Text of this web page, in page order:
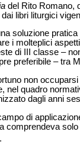
del Rito Romano,
libri liturgici
soluzione
i molteplici
di III classe –
preferibile – tra
non
nel quadro
dagli anni
di
comprendeva solo